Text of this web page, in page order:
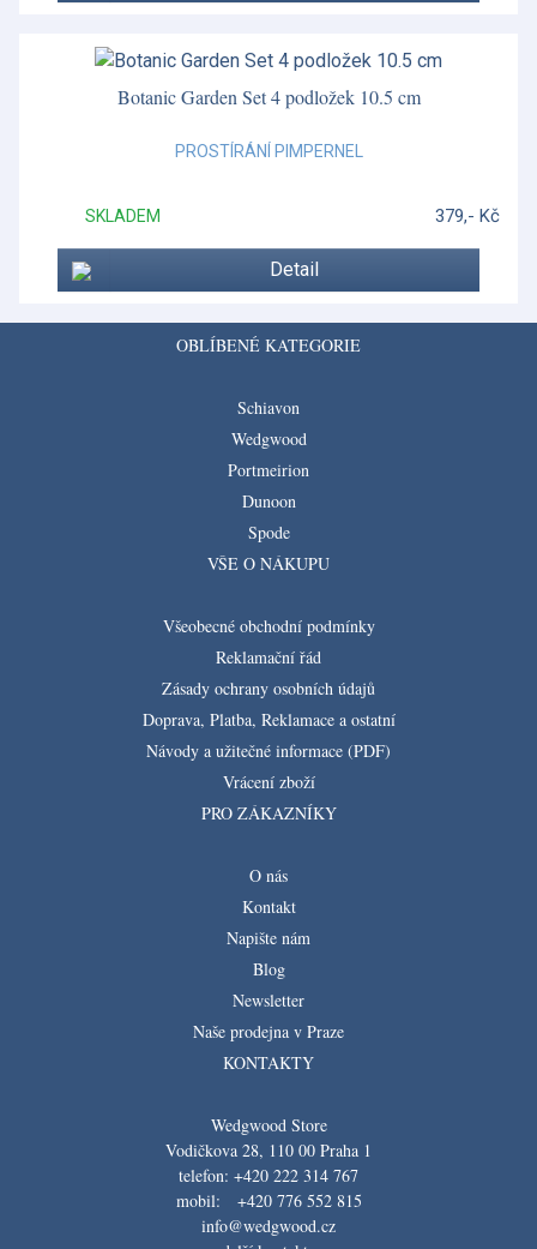
Botanic Garden Set 4 podložek 10.5 cm
PROSTÍRÁNÍ PIMPERNEL
SKLADEM 379,- Kč
Detail
OBLÍBENÉ KATEGORIE
Schiavon
Wedgwood
Portmeirion
Dunoon
Spode
VŠE O NÁKUPU
Všeobecné obchodní podmínky
Reklamační řád
Zásady ochrany osobních údajů
Doprava, Platba, Reklamace a ostatní
Návody a užitečné informace (PDF)
Vrácení zboží
PRO ZÁKAZNÍKY
O nás
Kontakt
Napište nám
Blog
Newsletter
Naše prodejna v Praze
KONTAKTY
Wedgwood Store
Vodičkova 28, 110 00 Praha 1
telefon: +420 222 314 767
mobil: +420 776 552 815
info@wedgwood.cz